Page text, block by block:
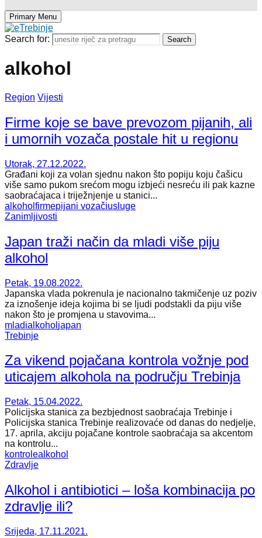
Primary Menu
Search for: Search
alkohol
Region Vijesti
Firme koje se bave prevozom pijanih, ali
i umornih vozača postale hit u regionu
Utorak, 27.12.2022.
Građani koji za volan sjednu nakon što popiju koju čašicu
više samo pukom srećom mogu izbjeći nesreću ili pak kazne
saobraćajaca i triježnjenje u stanici...
alkohol firmepijani vozačiusluge
Zanimljivosti
Japan traži način da mladi više piju
alkohol
Petak, 19.08.2022.
Japanska vlada pokrenula je nacionalno takmičenje uz poziv
za iznošenje ideja kojima bi se ljudi podstakli da piju više
nakon što je promjena u stavovima...
mladialkohol japan
Trebinje
Za vikend pojačana kontrola vožnje pod
uticajem alkohola na području Trebinja
Petak, 15.04.2022.
Policijska stanica za bezbjednost saobraćaja Trebinje i
Policijska stanica Trebinje realizovaće od danas do nedjelje,
17. aprila, akciju pojačane kontrole saobraćaja sa akcentom
na kontrolu...
kontrolealkohol
Zdravlje
Alkohol i antibiotici – loša kombinacija po
zdravlje ili?
Srijeda, 17.11.2021.